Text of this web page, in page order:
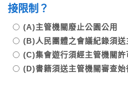
接限制？
(A)主管機關廢止公園公用
(B)人民團體之會議紀錄須
(C)集會遊行須經主管機關
(D)書籍須送主管機關審查始